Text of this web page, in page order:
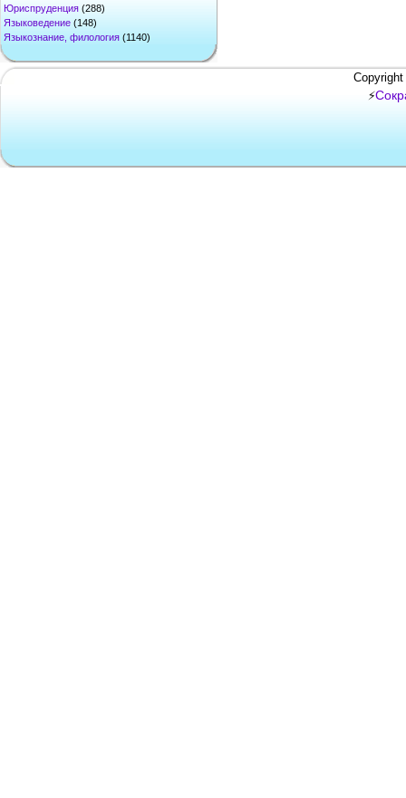
Юриспруденция (288)
Языковедение (148)
Языкознание, филология (1140)
⚡